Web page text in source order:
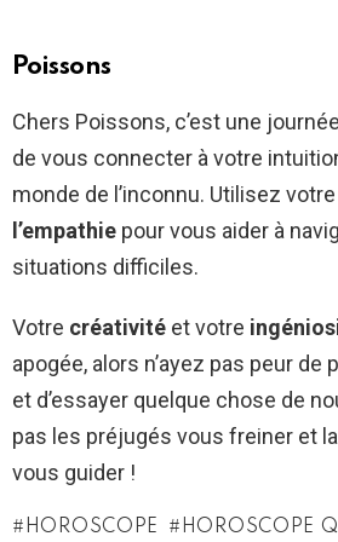
Poissons
Chers Poissons, c’est une
de vous connecter à votre
monde de l’inconnu. Utilisez votre
l’empathie pour vous aider à
situations difficiles.
Votre créativité et votre
apogée, alors n’ayez pas peur de
et d’essayer quelque chose de
pas les préjugés vous freiner et
vous guider !
HOROSCOPE HOROSCOPE